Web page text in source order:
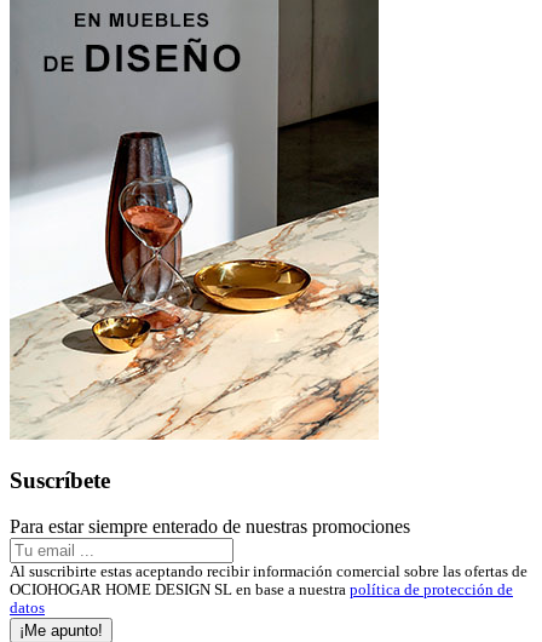
Suscríbete
Para estar siempre enterado de nuestras promociones
Al suscribirte estas aceptando recibir información comercial sobre las ofertas de
OCIOHOGAR HOME DESIGN SL en base a nuestra política de protección de
datos
¡Me apunto!